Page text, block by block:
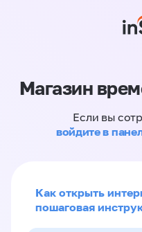
Магазин
Если вы
войдите в
Как открыть
пошаговая